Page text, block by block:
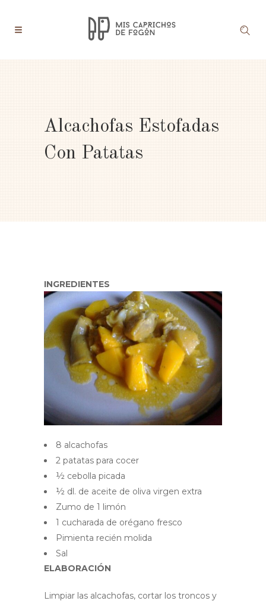
Alcachofas Estofadas
Con Patatas
INGREDIENTES
8 alcachofas
2 patatas para cocer
½ cebolla picada
½ dl. de aceite de oliva virgen extra
Zumo de 1 limón
1 cucharada de orégano fresco
Pimienta recién molida
Sal
ELABORACIÓN
Limpiar las alcachofas, cortar los troncos y